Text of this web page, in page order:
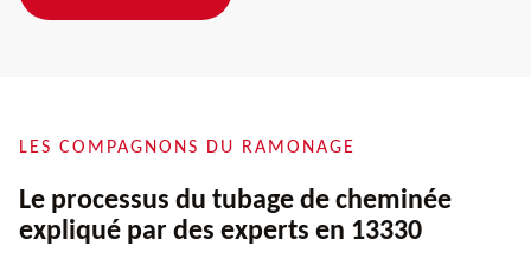
LES COMPAGNONS DU RAMONAGE
Le processus du tubage de cheminée
expliqué par des experts en 13330